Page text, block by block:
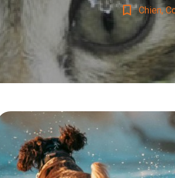
bookmark_border Chien,